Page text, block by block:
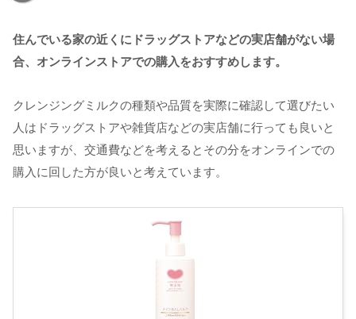
住んでいる家の近くにドラッグストアなどの実店舗がない場
合、オンラインストアでの購入をおすすめします。
クレンジングミルクの種類や品質を実際に確認して選びたい
人はドラッグストアや雑貨店などの実店舗に行っても良いと
思いますが、交通費などを考えるとその分をオンラインでの
購入に回した方が良いと考えています。